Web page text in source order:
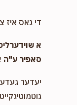
די גאס איז
א
סאפיר ע"ה
יעדער